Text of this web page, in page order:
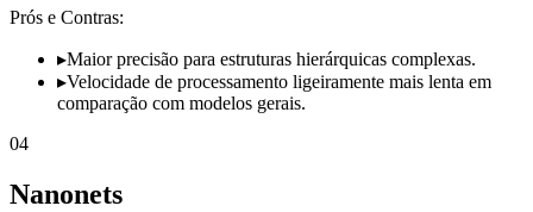
Prós e Contras:
▸Maior precisão para estruturas hierárquicas complexas.
▸Velocidade de processamento ligeiramente mais lenta em
comparação com modelos gerais.
04
Nanonets